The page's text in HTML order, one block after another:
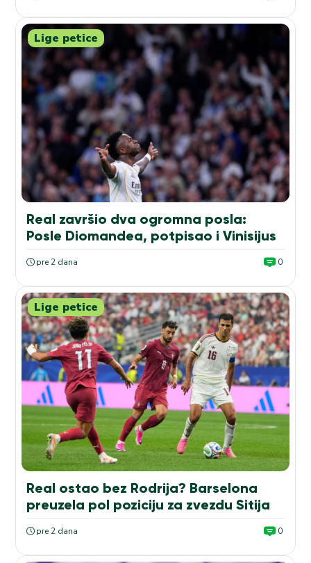
Lige petice
Real završio dva ogromna posla:
Posle Diomandea, potpisao i Vinisijus
pre 2 dana 0
Lige petice
Real ostao bez Rodrija? Barselona
preuzela pol poziciju za zvezdu Sitija
pre 2 dana 0